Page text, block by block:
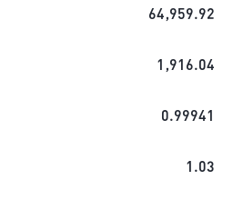
64,959.92
1,916.04
0.99941
1.03